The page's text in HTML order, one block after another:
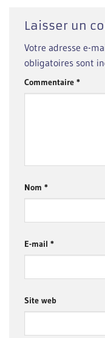
Laisser un
Votre adresse e-
obligatoires sont
Commentaire *
Nom *
E-mail *
Site web